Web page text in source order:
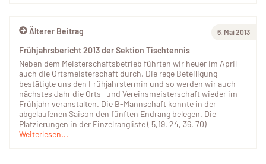
Älterer Beitrag 6. Mai 2013
Frühjahrsbericht 2013 der Sektion Tischtennis
Neben dem Meisterschaftsbetrieb führten wir heuer im April
auch die Ortsmeisterschaft durch. Die rege Beteiligung
bestätigte uns den Frühjahrstermin und so werden wir auch
nächstes Jahr die Orts- und Vereinsmeisterschaft wieder im
Frühjahr veranstalten. Die B-Mannschaft konnte in der
abgelaufenen Saison den fünften Endrang belegen. Die
Platzierungen in der Einzelrangliste ( 5,19, 24, 36, 70)
Weiterlesen...